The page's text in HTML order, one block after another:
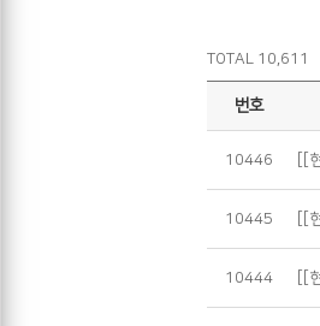
TOTAL 10,611
번호
10446 [[
10445 [[
10444 [[